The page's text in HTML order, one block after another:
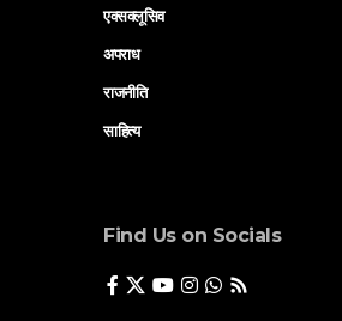
एक्सक्लूसिव
अपराध
राजनीति
साहित्य
Find Us on Socials